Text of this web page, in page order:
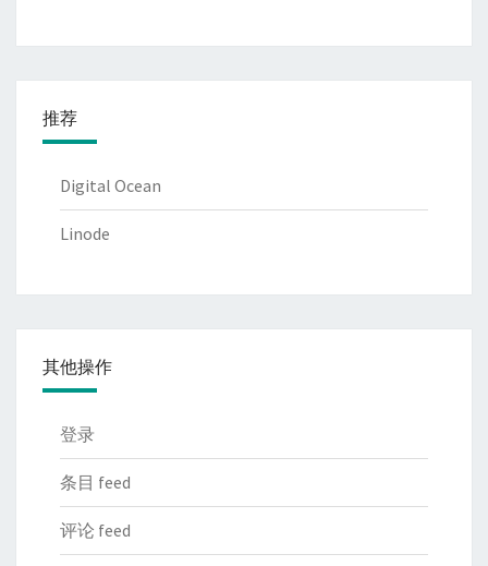
推荐
Digital Ocean
Linode
其他操作
登录
条目 feed
评论 feed